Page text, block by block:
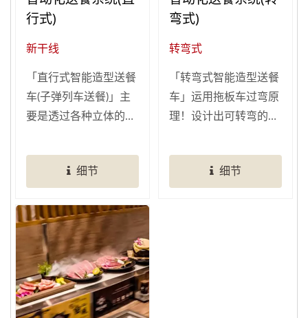
行式)
新干线
「直行式智能造型送餐
车(子弹列车送餐)」主
要是透过各种立体的车
除了充满酷炫时尚、可
爱趣味等特点，这些造
讨论度以及科技感，更
可锁定特定族群莅临您
的餐厅与公司。除了趣
味造型送餐，还可以结
合「平板点餐系统」，
当客人来到店里，可以
细节
弯式)
转弯式
「转弯式智能造型送餐
车」运用拖板车过弯原
理！设计出可转弯的智
空间打造弹性路径轨
道，改善单一直线送餐
细节